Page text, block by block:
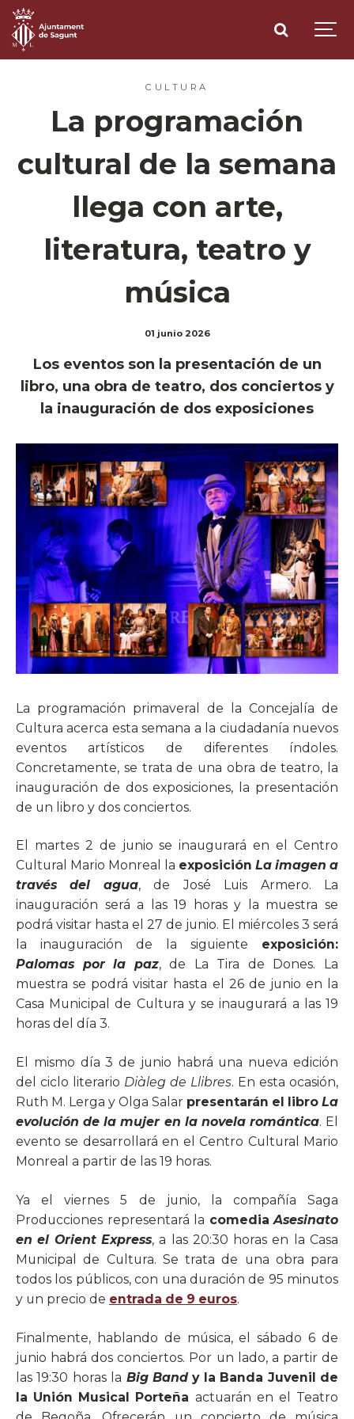
CULTURA
La programación
cultural de la semana
llega con arte,
literatura, teatro y
música
01 junio 2026
Los eventos son la presentación de un
libro, una obra de teatro, dos conciertos y
la inauguración de dos exposiciones
La programación primaveral de la Concejalía de
Cultura acerca esta semana a la ciudadanía nuevos
eventos artísticos de diferentes índoles.
Concretamente, se trata de una obra de teatro, la
inauguración de dos exposiciones, la presentación
de un libro y dos conciertos.
El martes 2 de junio se inaugurará en el Centro
Cultural Mario Monreal la exposición La imagen a
través del agua, de José Luis Armero. La
inauguración será a las 19 horas y la muestra se
podrá visitar hasta el 27 de junio. El miércoles 3 será
la inauguración de la siguiente exposición:
Palomas por la paz, de La Tira de Dones. La
muestra se podrá visitar hasta el 26 de junio en la
Casa Municipal de Cultura y se inaugurará a las 19
horas del día 3.
El mismo día 3 de junio habrá una nueva edición
del ciclo literario Diàleg de Llibres. En esta ocasión,
Ruth M. Lerga y Olga Salar presentarán el libro La
evolución de la mujer en la novela romántica. El
evento se desarrollará en el Centro Cultural Mario
Monreal a partir de las 19 horas.
Ya el viernes 5 de junio, la compañía Saga
Producciones representará la comedia Asesinato
en el Orient Express, a las 20:30 horas en la Casa
Municipal de Cultura. Se trata de una obra para
todos los públicos, con una duración de 95 minutos
y un precio de entrada de 9 euros.
Finalmente, hablando de música, el sábado 6 de
junio habrá dos conciertos. Por un lado, a partir de
las 19:30 horas la Big Bandy la Banda Juvenil de
la Unión Musical Porteña actuarán en el Teatro